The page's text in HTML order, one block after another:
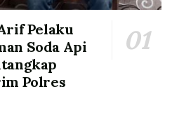
Pelaku
Soda Api
Polres